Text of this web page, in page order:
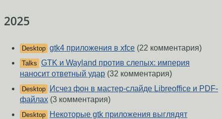
2025
Desktop gtk4 приложения в xfce (22 комментария)
Talks GTK и Wayland против слепых: империя
наносит ответный удар (32 комментария)
Desktop
Исчез фон в мастер-слайде Libreoffice и PDF-
файлах (3 комментария)
Desktop
Некоторые gtk приложения выглядят